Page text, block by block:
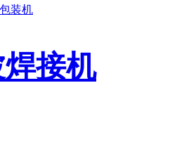
装机
接机